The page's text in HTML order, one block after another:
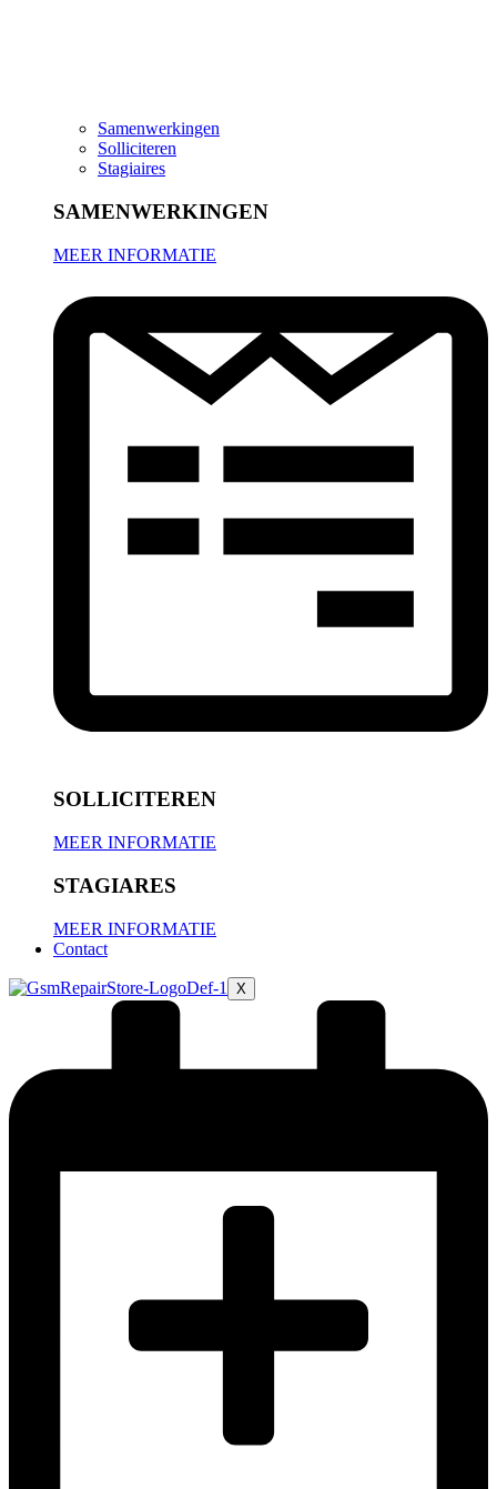
Samenwerkingen
Solliciteren
Stagiaires
SAMENWERKINGEN
MEER INFORMATIE
SOLLICITEREN
MEER INFORMATIE
STAGIARES
MEER INFORMATIE
Contact
X